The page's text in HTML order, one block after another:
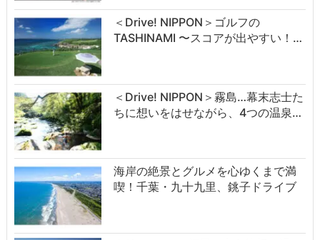
＜Drive! NIPPON＞ゴルフの
TASHINAMI 〜スコアが出やすい！…
＜Drive! NIPPON＞霧島…幕末志士た
ちに想いをはせながら、4つの温泉…
海岸の絶景とグルメを心ゆくまで満
喫！千葉・九十九里、銚子ドライブ